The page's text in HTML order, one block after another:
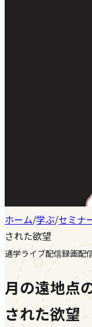
ホーム/学ぶ/セミナ
された欲望
通学ライブ配信録画配
月の遠地点
された欲望